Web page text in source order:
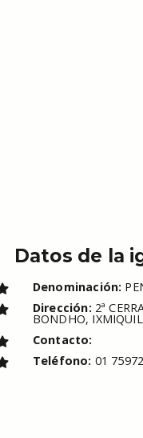
Datos de la
Denominación:
Dirección: 2ª
BONDHO,
Contacto:
Teléfono: 01